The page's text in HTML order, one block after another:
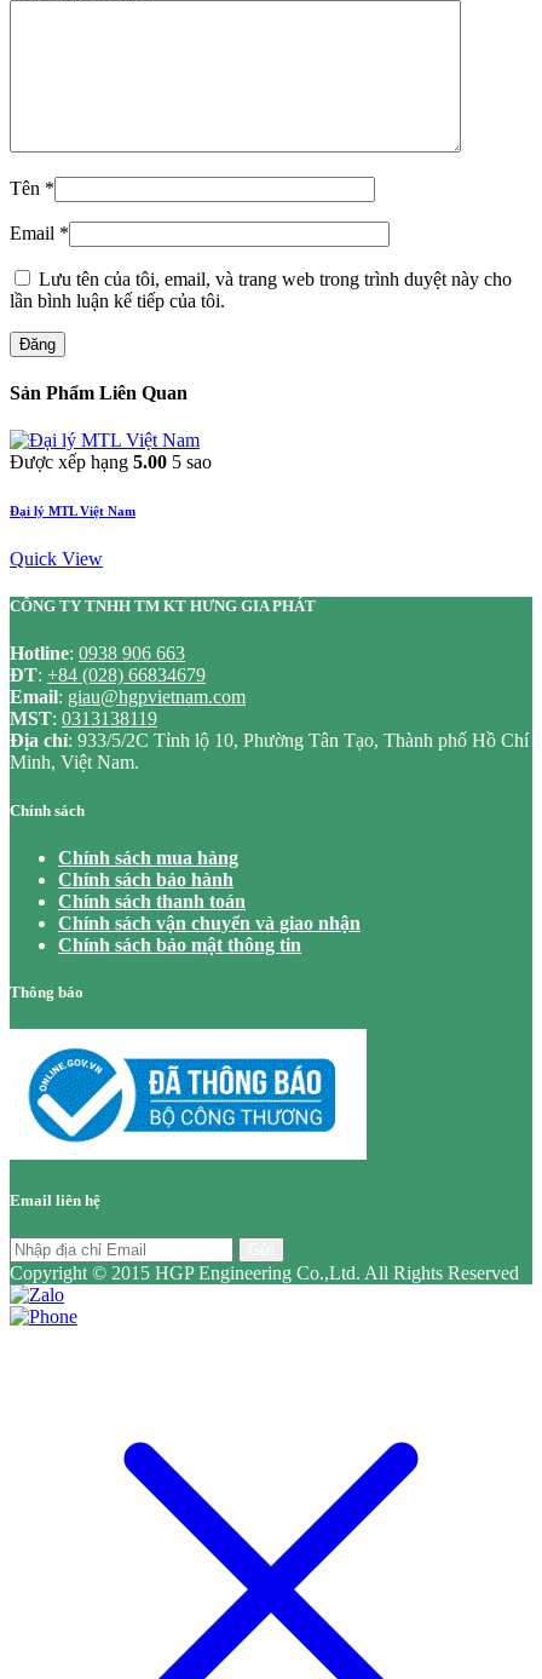
Tên *
Email *
Lưu tên của tôi, email, và trang web trong trình duyệt này cho
lần bình luận kế tiếp của tôi.
Đăng
Sản Phẩm Liên Quan
Được xếp hạng 5.00 5 sao
Đại lý MTL Việt Nam
Quick View
CÔNG TY TNHH TM KT HƯNG GIA PHÁT
Hotline: 0938 906 663
ĐT: +84 (028) 66834679
Email: giau@hgpvietnam.com
MST: 0313138119
Địa chỉ: 933/5/2C Tỉnh lộ 10, Phường Tân Tạo, Thành phố Hồ Chí
Minh, Việt Nam.
Chính sách
Chính sách mua hàng
Chính sách bảo hành
Chính sách thanh toán
Chính sách vận chuyển và giao nhận
Chính sách bảo mật thông tin
Thông báo
Email liên hệ
Copyright © 2015 HGP Engineering Co.,Ltd. All Rights Reserved